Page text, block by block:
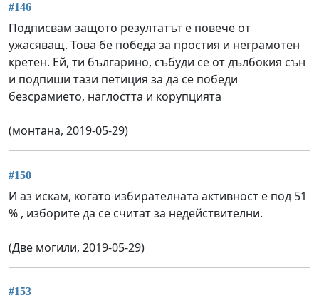
#146
Подписвам защото резултатът е повече от
ужасяващ. Това бе победа за простия и неграмотен
кретен. Ей, ти българино, събуди се от дълбокия сън
и подпиши тази петиция за да се победи
безсрамието, наглостта и корупцията
(монтана, 2019-05-29)
#150
И аз искам, когато избирателната активност е под 51
% , изборите да се считат за недействителни.
(Две могили, 2019-05-29)
#153